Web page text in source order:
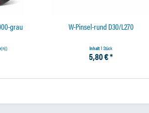
grau W-Pinsel-rund D30/L270
Inhalt1 Stück
5,80 € *